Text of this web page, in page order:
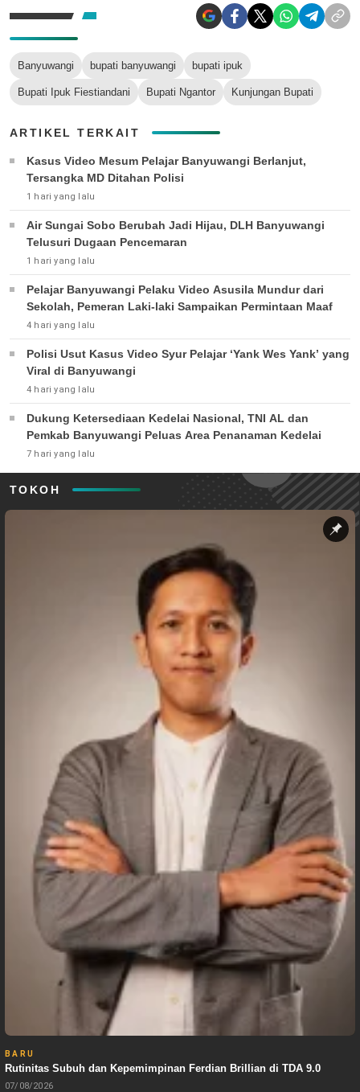
Banyuwangi bupati banyuwangi bupati ipuk
Bupati Ipuk Fiestiandani Bupati Ngantor Kunjungan Bupati
ARTIKEL TERKAIT
Kasus Video Mesum Pelajar Banyuwangi Berlanjut,
Tersangka MD Ditahan Polisi
1 hari yang lalu
Air Sungai Sobo Berubah Jadi Hijau, DLH Banyuwangi
Telusuri Dugaan Pencemaran
1 hari yang lalu
Pelajar Banyuwangi Pelaku Video Asusila Mundur dari
Sekolah, Pemeran Laki-laki Sampaikan Permintaan Maaf
4 hari yang lalu
Polisi Usut Kasus Video Syur Pelajar ‘Yank Wes Yank’ yang
Viral di Banyuwangi
4 hari yang lalu
Dukung Ketersediaan Kedelai Nasional, TNI AL dan
Pemkab Banyuwangi Peluas Area Penanaman Kedelai
7 hari yang lalu
TOKOH
BARU
Rutinitas Subuh dan Kepemimpinan Ferdian Brillian di TDA 9.0
07/08/2026